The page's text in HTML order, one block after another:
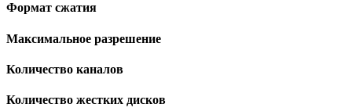
Формат сжатия
Максимальное разрешение
Количество каналов
Количество жестких дисков